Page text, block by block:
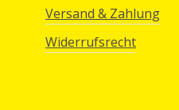
Versand & Zahlung
Widerrufsrecht